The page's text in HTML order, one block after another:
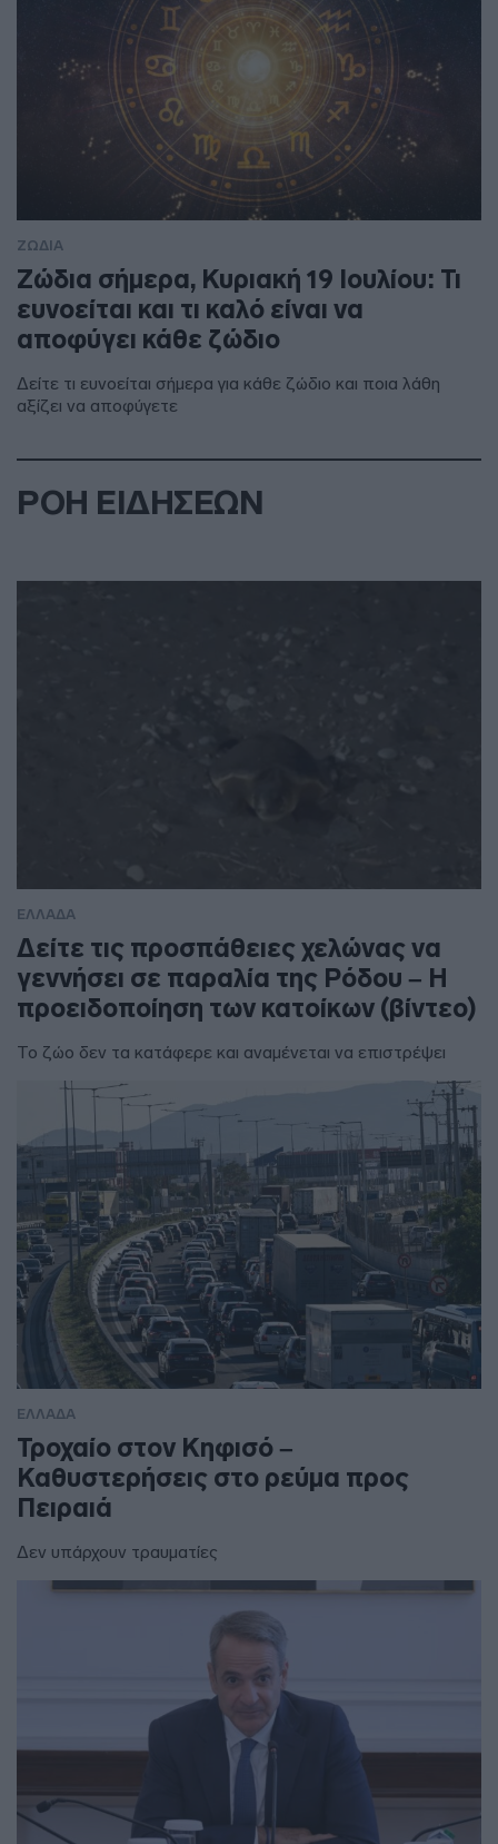
ΖΩΔΙΑ
Ζώδια σήμερα, Κυριακή 19 Ιουλίου: Τι
ευνοείται και τι καλό είναι να
αποφύγει κάθε ζώδιο
Δείτε τι ευνοείται σήμερα για κάθε ζώδιο και ποια λάθη
αξίζει να αποφύγετε
ΡΟΗ ΕΙΔΗΣΕΩΝ
ΕΛΛΑΔΑ
Δείτε τις προσπάθειες χελώνας να
γεννήσει σε παραλία της Ρόδου – Η
προειδοποίηση των κατοίκων (βίντεο)
Το ζώο δεν τα κατάφερε και αναμένεται να επιστρέψει
ΕΛΛΑΔΑ
Τροχαίο στον Κηφισό –
Καθυστερήσεις στο ρεύμα προς
Πειραιά
Δεν υπάρχουν τραυματίες